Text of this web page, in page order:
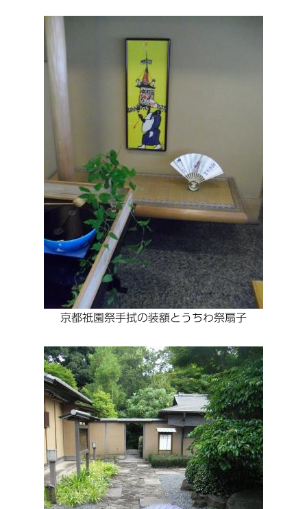
京都祇園祭手拭の装額とうちわ祭扇子